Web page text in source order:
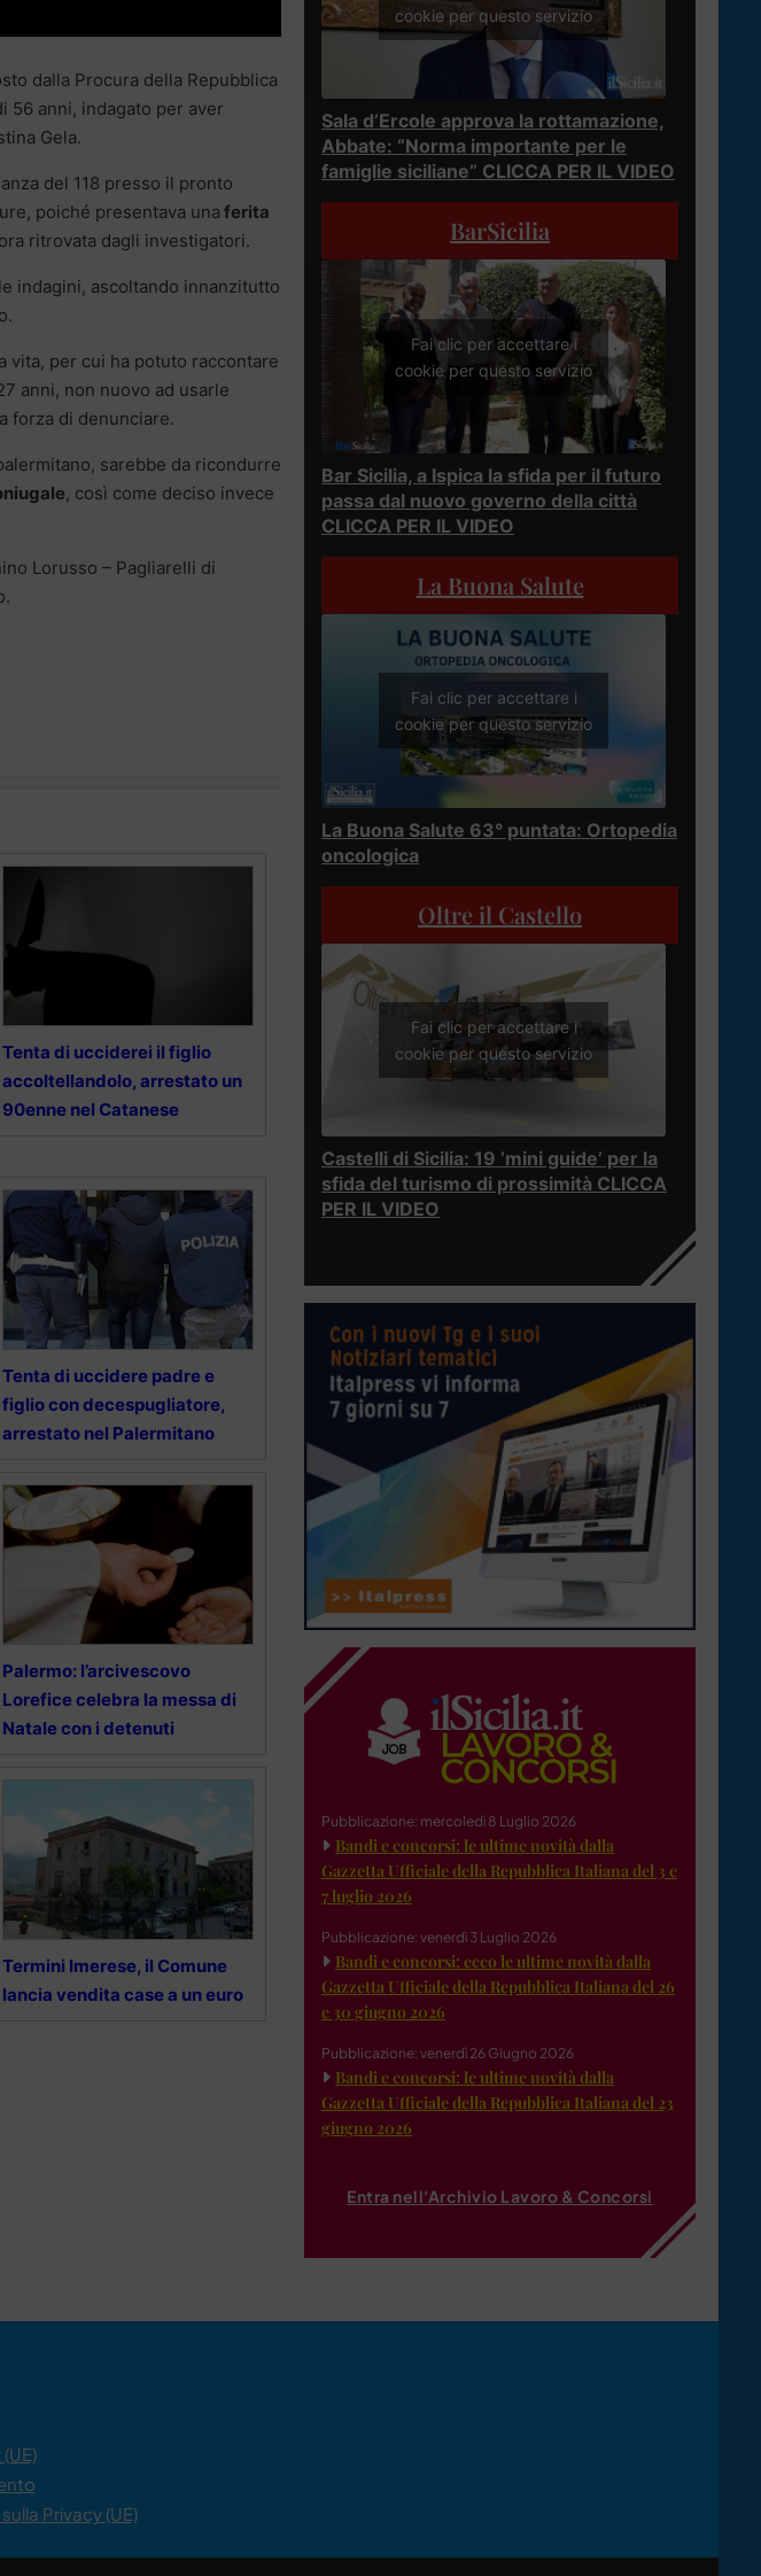
dalla Procura della Repubblica
56 anni, indagato per aver
Gela.
del 118 presso il pronto
poiché presentava una ferita
ritrovata dagli investigatori.
indagini, ascoltando innanzitutto
vita, per cui ha potuto raccontare
anni, non nuovo ad usarle
forza di denunciare.
sarebbe da ricondurre
, così come deciso invece
Lorusso – Pagliarelli di
Tenta di ucciderei il figlio
accoltellandolo, arrestato un
90enne nel Catanese
Tenta di uccidere padre e
figlio con decespugliatore,
arrestato nel Palermitano
Palermo: l’arcivescovo
Lorefice celebra la messa di
Natale con i detenuti
Termini Imerese, il Comune
lancia vendita case a un euro
cookie per questo servizio
Sala d’Ercole approva la rottamazione,
Abbate: “Norma importante per le
famiglie siciliane” CLICCA PER IL VIDEO
BarSicilia
Fai clic per accettare i
cookie per questo servizio
Bar Sicilia, a Ispica la sfida per il futuro
passa dal nuovo governo della città
CLICCA PER IL VIDEO
La Buona Salute
Fai clic per accettare i
cookie per questo servizio
La Buona Salute 63° puntata: Ortopedia
oncologica
Oltre il Castello
Fai clic per accettare i
cookie per questo servizio
Castelli di Sicilia: 19 ‘mini guide’ per la
sfida del turismo di prossimità CLICCA
PER IL VIDEO
Pubblicazione: mercoledì 8 Luglio 2026
Bandi e concorsi: le ultime novità dalla
Gazzetta Ufficiale della Repubblica Italiana del 3 e
7 luglio 2026
Pubblicazione: venerdì 3 Luglio 2026
Bandi e concorsi: ecco le ultime novità dalla
Gazzetta Ufficiale della Repubblica Italiana del 26
e 30 giugno 2026
Pubblicazione: venerdì 26 Giugno 2026
Bandi e concorsi: le ultime novità dalla
Gazzetta Ufficiale della Repubblica Italiana del 23
giugno 2026
Entra nell'Archivio Lavoro & Concorsi
Privacy (UE)